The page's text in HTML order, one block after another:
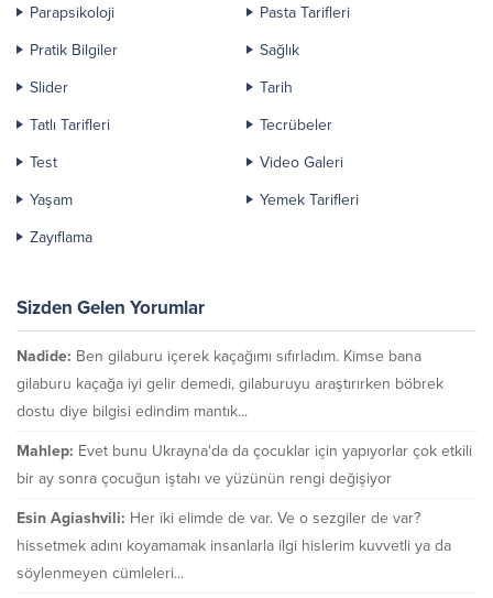
Parapsikoloji
Pasta Tarifleri
Pratik Bilgiler
Sağlık
Slider
Tarih
Tatlı Tarifleri
Tecrübeler
Test
Video Galeri
Yaşam
Yemek Tarifleri
Zayıflama
Sizden Gelen Yorumlar
Nadide: Ben gilaburu içerek kaçağımı sıfırladım. Kimse bana
gilaburu kaçağa iyi gelir demedi, gilaburuyu araştırırken böbrek
dostu diye bilgisi edindim mantık...
Mahlep: Evet bunu Ukrayna'da da çocuklar için yapıyorlar çok etkili
bir ay sonra çocuğun iştahı ve yüzünün rengi değişiyor
Esin Agiashvili: Her iki elimde de var. Ve o sezgiler de var?
hissetmek adını koyamamak insanlarla ilgi hislerim kuvvetli ya da
söylenmeyen cümleleri...